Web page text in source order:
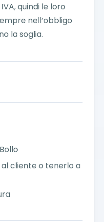
quindi le loro
nell’obbligo
la soglia.
cliente o tenerlo a